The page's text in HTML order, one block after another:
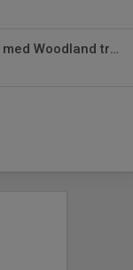
Fira Internationella kvinnodagen med Woodland trail